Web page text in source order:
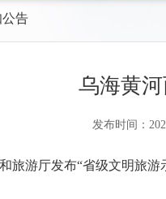
告
乌海黄
发布时间：
旅游厅发布“省级文明旅